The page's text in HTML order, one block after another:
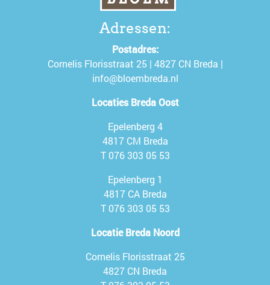
Adressen:
Postadres:
Cornelis Florisstraat 25 | 4827 CN Breda |
info@bloembreda.nl
Locaties Breda Oost
Epelenberg 4
4817 CM Breda
T 076 303 05 53
Epelenberg 1
4817 CA Breda
T 076 303 05 53
Locatie Breda Noord
Cornelis Florisstraat 25
4827 CN Breda